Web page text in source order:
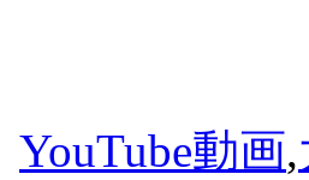
YouTube動画,